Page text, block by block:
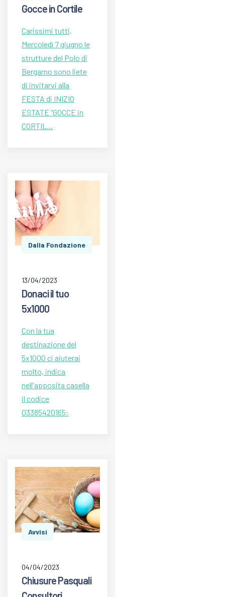
Gocce in Cortile
Carissimi tutti,
Mercoledì 7 giugno le
strutture del Polo di
Bergamo sono liete
di invitarvi alla
FESTA di INIZIO
ESTATE “GOCCE in
CORTIL…
Dalla Fondazione
13/04/2023
Donaci il tuo
5x1000
Con la tua
destinazione del
5x1000 ci aiuterai
molto, indica
nell'apposita casella
il codice
03385420165:
Avvisi
04/04/2023
Chiusure Pasquali